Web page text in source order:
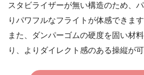
スタビライザーが無い構造のため、
りパワフルなフライトが体感できます
また、ダンパーゴムの硬度を固い材
り、よりダイレクト感のある操縦が可